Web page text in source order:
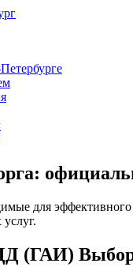
для
(ГАИ)